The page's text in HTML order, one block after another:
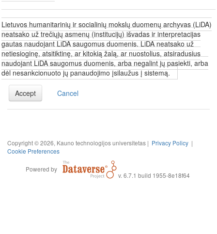
Lietuvos humanitarinių ir socialinių mokslų duomenų archyvas (LiDA)
neatsako už trečiųjų asmenų (institucijų) išvadas ir interpretacijas
gautas naudojant LiDA saugomus duomenis. LiDA neatsako už
netiesioginę, atsitiktinę, ar kitokią žalą, ar nuostolius, atsiradusius
naudojant LiDA saugomus duomenis, arba negalint jų pasiekti, arba
dėl nesankcionuoto jų panaudojimo įsilaužus į sistemą.
Accept Cancel
Copyright © 2026, Kauno technologijos universitetas | Privacy Policy |
Cookie Preferences
Powered by
v. 6.7.1 build 1955-8e18f64